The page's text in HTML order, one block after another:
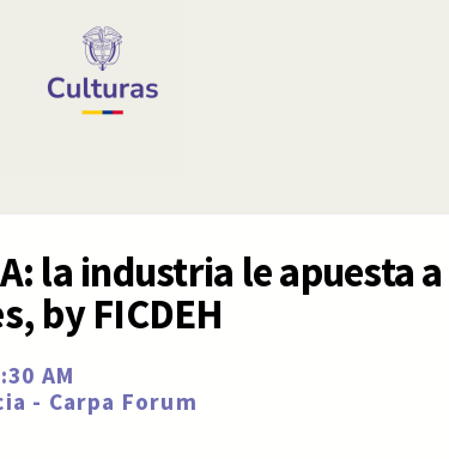
la industria le apuesta a
by FICDEH
AM
- Carpa Forum